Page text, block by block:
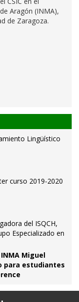
Aragón (INMA),
de Zaragoza.
Lingüístico
curso 2019-2020
del ISQCH,
Especializado en
Miguel
para estudiantes